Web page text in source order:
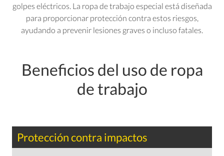
golpes eléctricos. La ropa de trabajo especial está diseñada
para proporcionar protección contra estos riesgos,
ayudando a prevenir lesiones graves o incluso fatales.
Beneficios del uso de ropa
de trabajo
Protección contra impactos